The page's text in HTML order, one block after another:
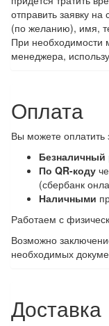
отправить заявку
(по желанию), имя,
При необходимости
менеджера,
Оплата
Вы можете
Безналичный
По QR-коду
(сбербанк
Наличными
Работаем с
Возможно
необходимых
Доставка